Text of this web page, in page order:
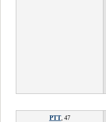
РТТ, 47